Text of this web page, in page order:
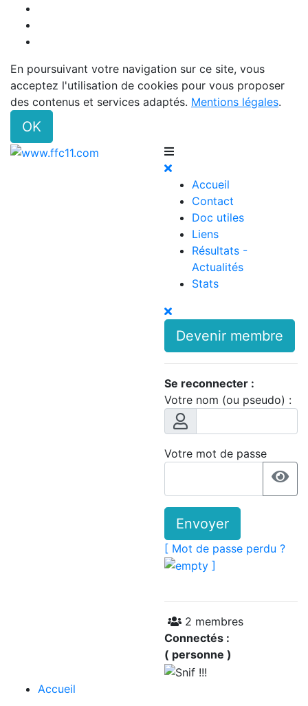
En poursuivant votre navigation sur ce site, vous
acceptez l'utilisation de cookies pour vous proposer
des contenus et services adaptés. Mentions légales.
OK
Accueil
Contact
Doc utiles
Liens
Résultats -
Actualités
Stats
Devenir membre
Se reconnecter :
Votre nom (ou pseudo) :
Votre mot de passe
Envoyer
[ Mot de passe perdu ?
]
2 membres
Connectés :
( personne )
Accueil